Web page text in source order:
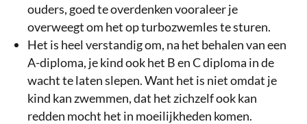
ouders, goed te overdenken vooraleer je
overweegt om het op turbozwemles te sturen.
Het is heel verstandig om, na het behalen van een
A-diploma, je kind ook het B en C diploma in de
wacht te laten slepen. Want het is niet omdat je
kind kan zwemmen, dat het zichzelf ook kan
redden mocht het in moeilijkheden komen.